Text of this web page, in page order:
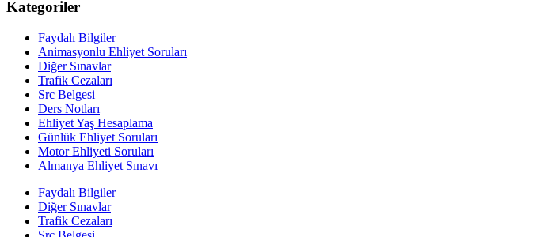
Kategoriler
Faydalı Bilgiler
Animasyonlu Ehliyet Soruları
Diğer Sınavlar
Trafik Cezaları
Src Belgesi
Ders Notları
Ehliyet Yaş Hesaplama
Günlük Ehliyet Soruları
Motor Ehliyeti Soruları
Almanya Ehliyet Sınavı
Faydalı Bilgiler
Diğer Sınavlar
Trafik Cezaları